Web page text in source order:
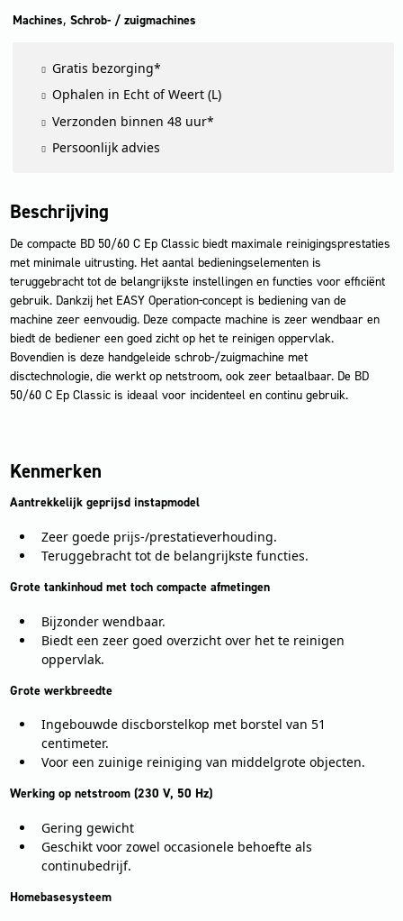
aantal
Machines, Schrob- / zuigmachines
Gratis bezorging*
Ophalen in Echt of Weert (L)
Verzonden binnen 48 uur*
Persoonlijk advies
Beschrijving
De compacte BD 50/60 C Ep Classic biedt maximale reinigingsprestaties
met minimale uitrusting. Het aantal bedieningselementen is
teruggebracht tot de belangrijkste instellingen en functies voor efficiënt
gebruik. Dankzij het EASY Operation-concept is bediening van de
machine zeer eenvoudig. Deze compacte machine is zeer wendbaar en
biedt de bediener een goed zicht op het te reinigen oppervlak.
Bovendien is deze handgeleide schrob-/zuigmachine met
disctechnologie, die werkt op netstroom, ook zeer betaalbaar. De BD
50/60 C Ep Classic is ideaal voor incidenteel en continu gebruik.
Kenmerken
Aantrekkelijk geprijsd instapmodel
Zeer goede prijs-/prestatieverhouding.
Teruggebracht tot de belangrijkste functies.
Grote tankinhoud met toch compacte afmetingen
Bijzonder wendbaar.
Biedt een zeer goed overzicht over het te reinigen
oppervlak.
Grote werkbreedte
Ingebouwde discborstelkop met borstel van 51
centimeter.
Voor een zuinige reiniging van middelgrote objecten.
Werking op netstroom (230 V, 50 Hz)
Gering gewicht
Geschikt voor zowel occasionele behoefte als
continubedrijf.
Homebasesysteem